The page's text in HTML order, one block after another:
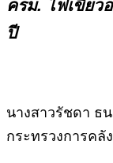
ครม. ไฟเขียว
ปี
นางสาวรัชดา ธ
กระทรวงการค